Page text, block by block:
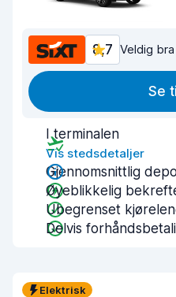
8,7 Veldig bra
Se
I terminalen
Vis stedsdetaljer
Gjennomsnittlig
Øyeblikkelig
Ubegrenset
Delvis
Elektrisk